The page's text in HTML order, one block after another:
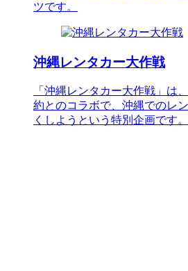
ツです。
沖縄レンタカー大作戦
「沖縄レンタカー大作戦」は
約とのコラボで、沖縄でのレ
くしようという特別企画です。